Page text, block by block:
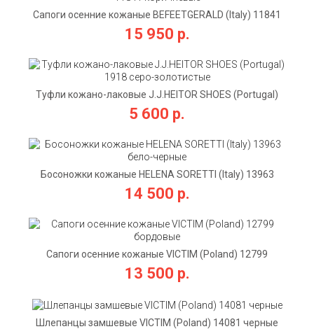
Сапоги осенние кожаные BEFEETGERALD (Italy) 11841
коричневые
15 950 р.
Туфли кожано-лаковые J.J.HEITOR SHOES (Portugal)
1918 серо-золотистые
5 600 р.
Босоножки кожаные HELENA SORETTI (Italy) 13963
бело-черные
14 500 р.
Сапоги осенние кожаные VICTIM (Poland) 12799
бордовые
13 500 р.
Шлепанцы замшевые VICTIM (Poland) 14081 черные